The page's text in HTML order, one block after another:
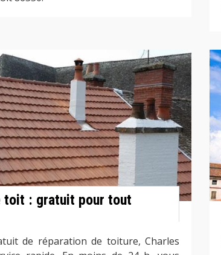
toit : gratuit pour tout
de réparation de toiture, Charles